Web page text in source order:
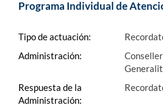
Programa Individual de
Tipo de actuación:
Administración:
Respuesta de la
Administración: